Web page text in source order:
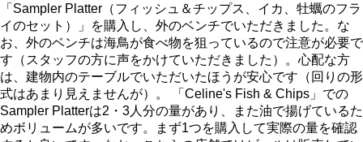
「Sampler Platter（フィッシュ＆チップス、イカ、牡蠣のフラ
イのセット）」を購入し、外のベンチでいただきました。な
お、外のベンチは海鳥が食べ物を狙っているので注意が必要で
す（スタッフの方に声をかけていただきました）。心配な方
は、建物内のテーブルでいただいたほうが安心です（回りの形
式はあまり見えませんが）。 「Celine's Fish & Chips」での
Sampler Platterは2・3人分の量があり、また油で揚げているた
めボリュームが多いです。まず1つを購入して実際の量を確認